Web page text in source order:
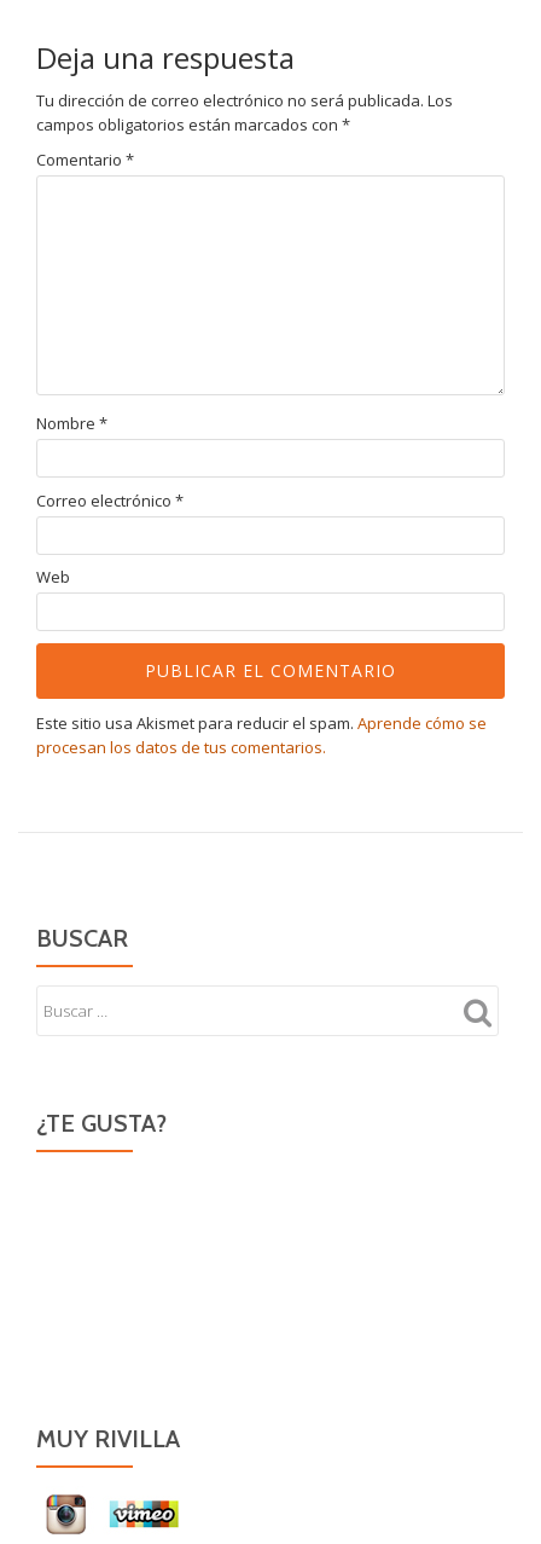
Deja una respuesta
Tu dirección de correo electrónico no será publicada. Los
campos obligatorios están marcados con *
Comentario *
Nombre *
Correo electrónico *
Web
Este sitio usa Akismet para reducir el spam. Aprende cómo se
procesan los datos de tus comentarios.
BUSCAR
¿TE GUSTA?
MUY RIVILLA